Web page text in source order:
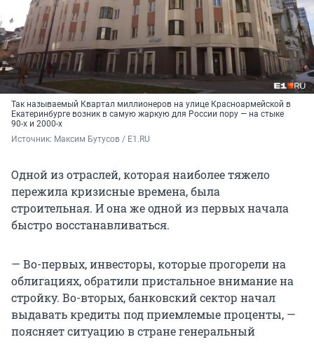
Так называемый Квартал миллионеров на улице Красноармейской в
Екатеринбурге возник в самую жаркую для России пору — на стыке
90-х и 2000-х
Источник: Максим Бутусов / E1.RU
Одной из отраслей, которая наиболее тяжело
пережила кризисные времена, была
строительная. И она же одной из первых начала
быстро восстанавливаться.
— Во-первых, инвесторы, которые прогорели на
облигациях, обратили пристальное внимание на
стройку. Во-вторых, банковский сектор начал
выдавать кредиты под приемлемые проценты, —
поясняет ситуацию в стране генеральный